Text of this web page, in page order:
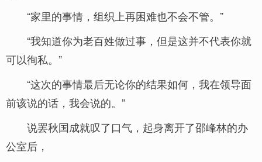
“家里的事情，组织上再困难也不会不管。”
“我知道你为老百姓做过事，但是这并不代表你就
可以徇私。”
“这次的事情最后无论你的结果如何，我在领导面
前该说的话，我会说的。”
说罢秋国成就叹了口气，起身离开了邵峰林的办
公室后，